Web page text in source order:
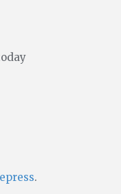
.